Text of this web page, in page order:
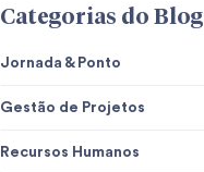
Categorias do Blog
Jornada & Ponto
Gestão de Projetos
Recursos Humanos